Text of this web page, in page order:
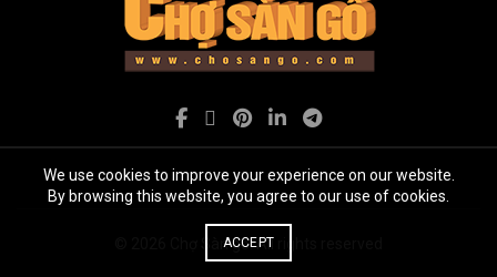
Chợ Sàn gỗ. All rights reserved
We use cookies to improve your experience on our website.
By browsing this website, you agree to our use of cookies.
ACCEPT